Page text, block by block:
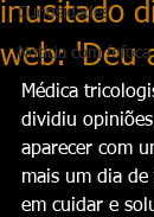
Curiosidades
Notícia com fofoca
inusitado
web: 'Deu
Médica
dividiu
aparecer com
mais um dia de
em cuidar e